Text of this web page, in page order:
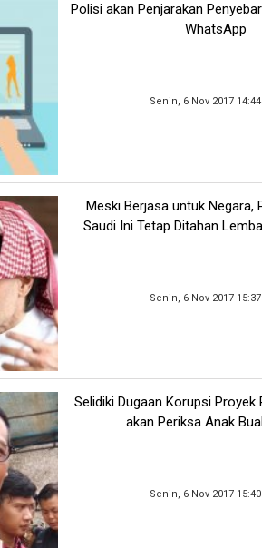
Polisi akan Penjarakan
WhatsApp
Senin, 6 Nov 2017
Meski Berjasa untuk Negara,
Saudi Ini Tetap Ditahan
Senin, 6 Nov 2017
Selidiki Dugaan Korupsi Proyek
akan Periksa Anak
Senin, 6 Nov 2017